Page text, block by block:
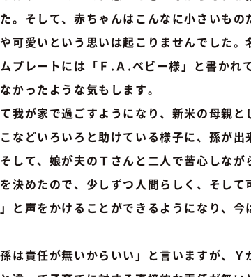
。そして、赤ちゃんはこんなに小さいも
可愛いという思いは起こりませんでした
プレートには「Ｆ.Ａ.ベビー様」と書かれ
かったような気もします。
我が家で過ごすようになり、新米の母親と
などいろいろと助けている様子に、孫が
して、娘が夫のＴさんと二人で苦心しな
決めたので、少しずつ人間らしく、そし
と声をかけることができるようになり、
は責任が無いからいい」と言いますが、Ｙ